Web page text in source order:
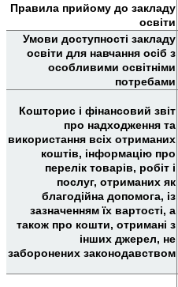
Правила прийому до закладу
освіти
Умови доступності закладу
освіти для навчання осіб з
особливими освітніми
потребами
Кошторис і фінансовий звіт
про надходження та
використання всіх отриманих
коштів, інформацію про
перелік товарів, робіт і
послуг, отриманих як
благодійна допомога, із
зазначенням їх вартості, а
також про кошти, отримані з
інших джерел, не
заборонених законодавством